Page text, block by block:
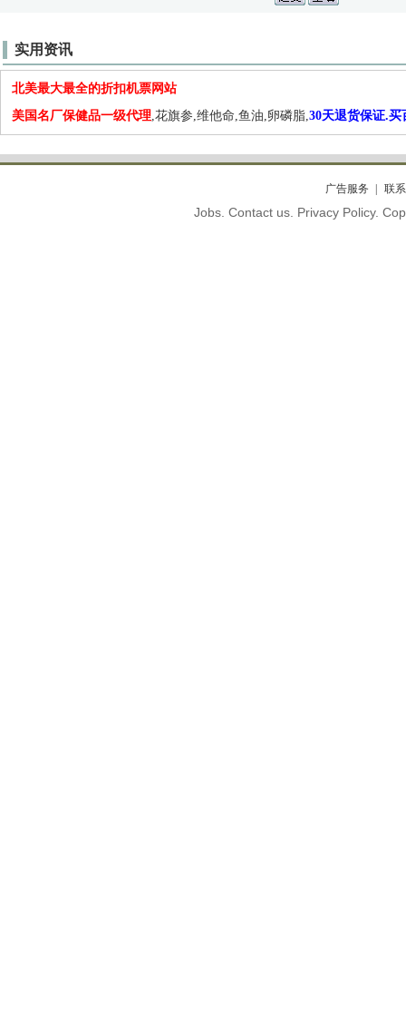
实用资讯
北美最大最全的折扣机票网站
美国名厂保健品一级代理,花旗参,维他命,鱼油,卵磷脂,30天退货保证.买
广告服务 联
Jobs. Contact us. Privacy Policy.